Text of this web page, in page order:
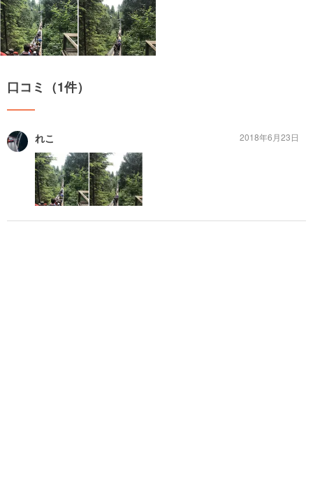
口コミ（1件）
れこ 2018年6月23日